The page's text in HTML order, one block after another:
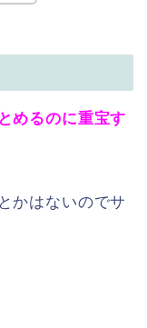
めるのに重宝す
かはないのでサ